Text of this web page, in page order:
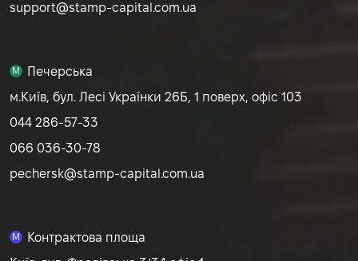
support@stamp-capital.com.ua
M
Печерська
м.Київ, бул. Лесі Українки 26Б, 1 поверх, офіс 103
044 286-57-33
066 036-30-78
pechersk@stamp-capital.com.ua
M
Контрактова площа